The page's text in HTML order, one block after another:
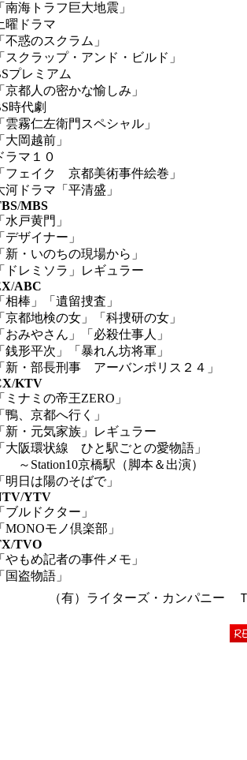
「南海トラフ巨大地震」
曜ドラマ
「不惑のスクラム」
「スクラップ・アンド・ビルド」
プレミアム
「京都人の密かな愉しみ」
時代劇
「雲霧仁左衛門スペシャル」
「大岡越前」
ラマ１０
「フェイク 京都美術事件絵巻」
河ドラマ「平清盛」
/MBS
「水戸黄門」
「デザイナー」
「新・いのちの現場から」
「ドレミソラ」レギュラー
/ABC
「相棒」「遺留捜査」
「京都地検の女」「科捜研の女」
「おみやさん」「必殺仕事人」
「銭形平次」「暴れん坊将軍」
「新・部長刑事 アーバンポリス２４」
/KTV
「ミナミの帝王ZERO」
「鴨、京都へ行く」
「新・元気家族」レギュラー
「大阪環状線 ひと駅ごとの愛物語」
～Station10京橋駅（脚本＆出演）
「明日は陽のそばで」
/YTV
「ブルドクター」
「MONOモノ倶楽部」
/TVO
「やもめ記者の事件メモ」
「国盗物語」
（有）ライターズ・カンパニ